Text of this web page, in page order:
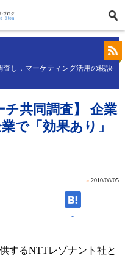
し，マーケティング活用の秘訣
チ共同調査】 企業
で「効果あり」
» 2010/08/05
-
するNTTレゾナント社と